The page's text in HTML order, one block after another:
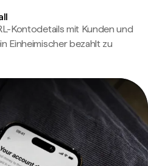
Kontodetails mit Kunden und
Einheimischer bezahlt zu